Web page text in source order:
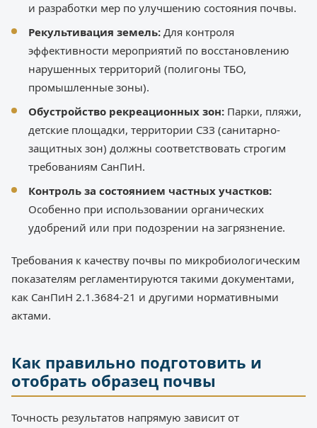
и разработки мер по улучшению состояния почвы.
Рекультивация земель: Для контроля
эффективности мероприятий по восстановлению
нарушенных территорий (полигоны ТБО,
промышленные зоны).
Обустройство рекреационных зон: Парки, пляжи,
детские площадки, территории СЗЗ (санитарно-
защитных зон) должны соответствовать строгим
требованиям СанПиН.
Контроль за состоянием частных участков:
Особенно при использовании органических
удобрений или при подозрении на загрязнение.
Требования к качеству почвы по микробиологическим
показателям регламентируются такими документами,
как СанПиН 2.1.3684-21 и другими нормативными
актами.
Как правильно подготовить и
отобрать образец почвы
Точность результатов напрямую зависит от